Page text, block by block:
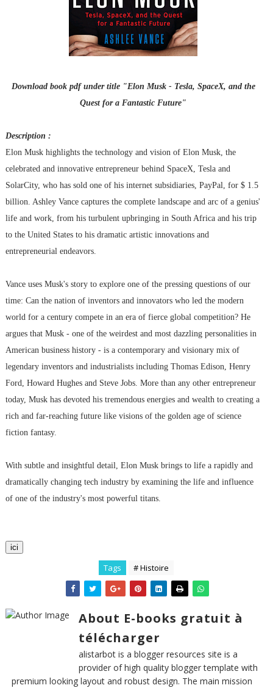
Download book pdf under title "Elon Musk - Tesla, SpaceX, and the
Quest for a Fantastic Future"
Description :
Elon Musk highlights the technology and vision of Elon Musk, the
celebrated and innovative entrepreneur behind SpaceX, Tesla and
SolarCity, who has sold one of his internet subsidiaries, PayPal, for $ 1.5
billion. Ashley Vance captures the complete landscape and arc of a genius'
life and work, from his turbulent upbringing in South Africa and his trip
to the United States to his dramatic artistic innovations and
entrepreneurial endeavors.
Vance uses Musk's story to explore one of the pressing questions of our
time: Can the nation of inventors and innovators who led the modern
world for a century compete in an era of fierce global competition? He
argues that Musk - one of the weirdest and most dazzling personalities in
American business history - is a contemporary and visionary mix of
legendary inventors and industrialists including Thomas Edison, Henry
Ford, Howard Hughes and Steve Jobs. More than any other entrepreneur
today, Musk has devoted his tremendous energies and wealth to creating a
rich and far-reaching future like visions of the golden age of science
fiction fantasy.
With subtle and insightful detail, Elon Musk brings to life a rapidly and
dramatically changing tech industry by examining the life and influence
of one of the industry's most powerful titans.
ici
Tags # Histoire
About E-books gratuit à
télécharger
alistarbot is a blogger resources site is a
provider of high quality blogger template with
premium looking layout and robust design. The main mission